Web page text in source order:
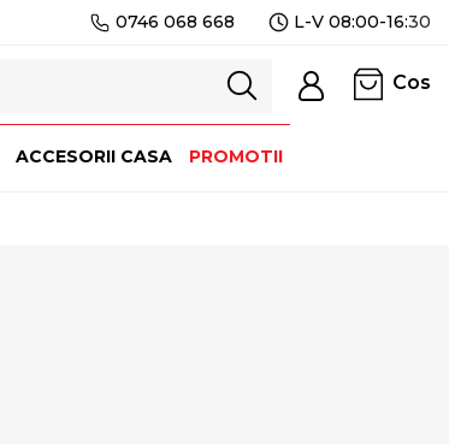
0746 068 668 L-V 08:00-16:30
Cos
ACCESORII CASA PROMOTII